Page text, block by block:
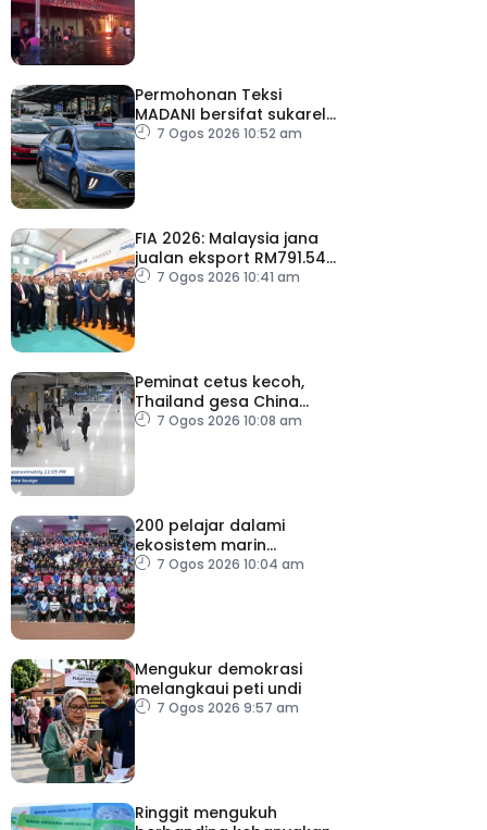
Permohonan Teksi
MADANI bersifat sukarela,
teksi sedia ada dibenar
7 Ogos 2026 10:52 am
FIA 2026: Malaysia jana
jualan eksport RM791.54
juta7 Ogos 2026 10:41 am
Peminat cetus kecoh,
Thailand gesa China
ambil tindakan
7 Ogos 2026 10:08 am
200 pelajar dalami
ekosistem marin
menerusi Blue School
7 Ogos 2026 10:04 am
Mengukur demokrasi
melangkaui peti undi
7 Ogos 2026 9:57 am
Ringgit mengukuh